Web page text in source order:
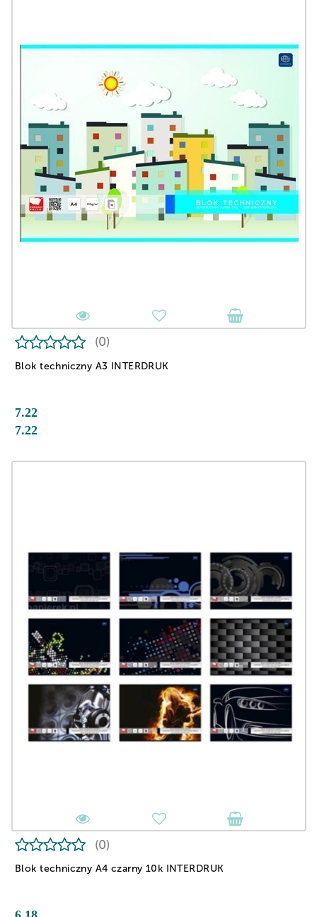
Blok techniczny A3 INTERDRUK
(0)
7.22
7.22
Blok techniczny A4 czarny 10k INTERDRUK
(0)